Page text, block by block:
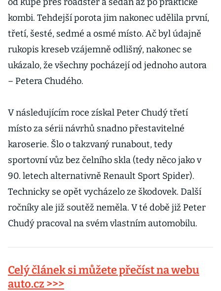
kombi. Tehdejší porota jim nakonec udělila první,
třetí, šesté, sedmé a osmé místo. Ač byl údajně
rukopis kreseb vzájemně odlišný, nakonec se
ukázalo, že všechny pocházejí od jednoho autora
– Petera Chudého.
V následujícím roce získal Peter Chudý třetí
místo za sérii návrhů snadno přestavitelné
karoserie. Šlo o takzvaný runabout, tedy
sportovní vůz bez čelního skla (tedy něco jako v
90. letech alternativně Renault Sport Spider).
Technicky se opět vycházelo ze škodovek. Další
ročníky ale již soutěž neměla. V té době již Peter
Chudý pracoval na svém vlastním automobilu.
Celý článek si můžete přečíst na webu
auto.cz >>>